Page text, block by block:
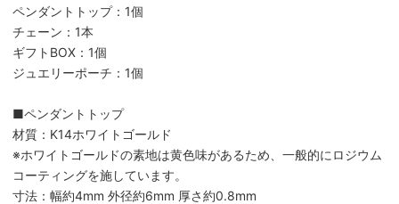
ペンダントトップ：1個
チェーン：1本
ギフトBOX：1個
ジュエリーポーチ：1個
■ペンダントトップ
材質：K14ホワイトゴールド
※ホワイトゴールドの素地は黄色味があるため、一般的にロジウム
コーティングを施しています。
寸法：幅約4mm 外径約6mm 厚さ約0.8mm